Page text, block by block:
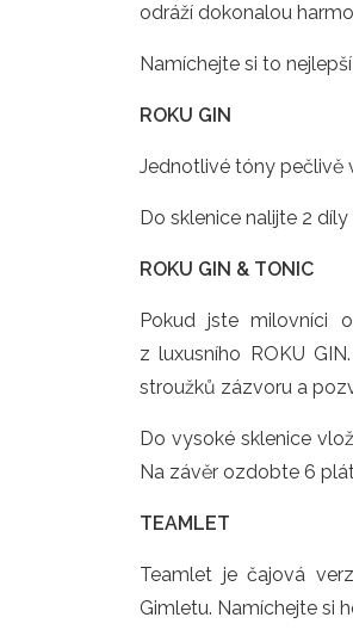
odráží dokonalou
Namíchejte si to
ROKU GIN
Jednotlivé tóny pečlivě
Do sklenice nalijte 2
ROKU GIN & TONIC
Pokud jste milovníci
z luxusního ROKU
stroužků zázvoru a
Do vysoké sklenice
Na závěr ozdobte 6
TEAMLET
Teamlet je čajová
Gimletu. Namíchejte si